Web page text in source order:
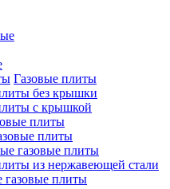
Газовые плиты
без крышки
с крышкой
плиты
плиты
газовые плиты
из нержавеющей стали
газовые плиты